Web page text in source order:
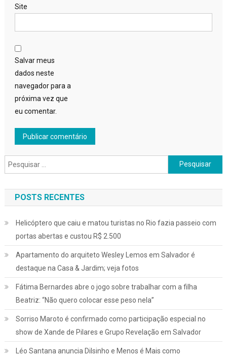
Site
Salvar meus
dados neste
navegador para a
próxima vez que
eu comentar.
Pesquisar
por:
POSTS RECENTES
Helicóptero que caiu e matou turistas no Rio fazia passeio com
portas abertas e custou R$ 2.500
Apartamento do arquiteto Wesley Lemos em Salvador é
destaque na Casa & Jardim; veja fotos
Fátima Bernardes abre o jogo sobre trabalhar com a filha
Beatriz: “Não quero colocar esse peso nela”
Sorriso Maroto é confirmado como participação especial no
show de Xande de Pilares e Grupo Revelação em Salvador
Léo Santana anuncia Dilsinho e Menos é Mais como